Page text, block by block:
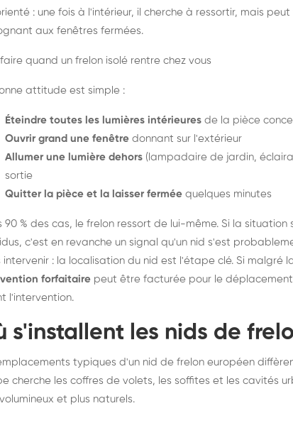
: une fois à l'intérieur, il cherche à ressortir, mais
aux fenêtres fermées.
quand un frelon isolé rentre chez vous
attitude est simple :
Éteindre toutes les lumières intérieures de la pièce
Ouvrir grand une fenêtre donnant sur l'extérieur
Allumer une lumière dehors (lampadaire de jardin,
sortie
Quitter la pièce et la laisser fermée quelques minutes
90 % des cas, le frelon ressort de lui-même. Si la
c'est en revanche un signal qu'un nid s'est
intervenir : la localisation du nid est l'étape clé. Si malgré
forfaitaire peut être facturée pour le
l'intervention.
s'installent les nids de
typiques d'un nid de frelon européen
cherche les coffres de volets, les soffites et les cavités
et plus naturels.